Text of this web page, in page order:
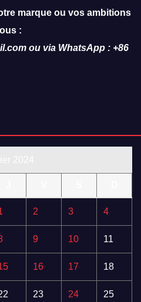
marque ou vos ambitions
:
ou via WhatsApp : +86
2 3 4
9 10 11
16 17 18
23 24 25